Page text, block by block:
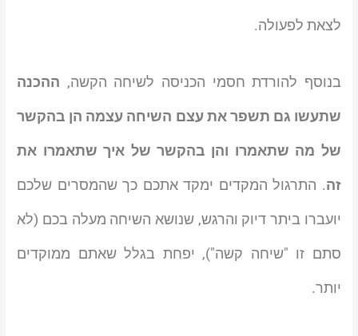
לצאת לפעולה.
בנוסף להורדת חסמי הכניסה לשיחה הקשה, ההכנה
שתעשו גם תשפר את עצם השיחה עצמה הן בהקשר
של מה שתאמרו והן בהקשר של איך שתאמרו את
זה. התרגול המקדים ימקד אתכם כך שהמסרים שלכם
יועברו ביתר דיוק והרגש, שנושא השיחה מעלה בכם (לא
סתם זו "שיחה קשה"), יפחת בגלל שאתם ממוקדים
יותר.